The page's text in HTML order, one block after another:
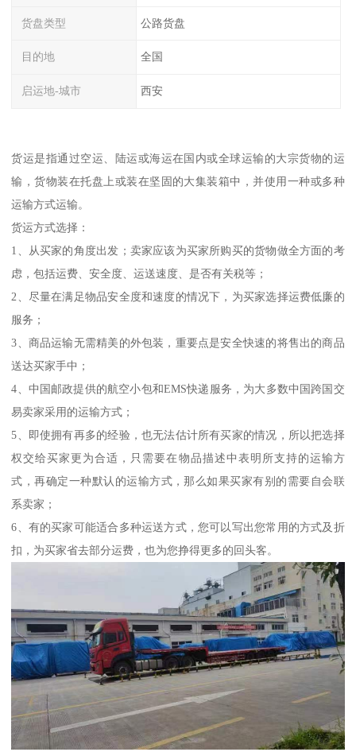
货盘类型 公路货盘
目的地 全国
启运地-城市 西安
货运是指通过空运、陆运或海运在国内或全球运输的大宗货物的运
输，货物装在托盘上或装在坚固的大集装箱中，并使用一种或多种
运输方式运输。
货运方式选择：
1、从买家的角度出发；卖家应该为买家所购买的货物做全方面的考
虑，包括运费、安全度、运送速度、是否有关税等；
2、尽量在满足物品安全度和速度的情况下，为买家选择运费低廉的
服务；
3、商品运输无需精美的外包装，重要点是安全快速的将售出的商品
送达买家手中；
4、中国邮政提供的航空小包和EMS快递服务，为大多数中国跨国交
易卖家采用的运输方式；
5、即使拥有再多的经验，也无法估计所有买家的情况，所以把选择
权交给买家更为合适，只需要在物品描述中表明所支持的运输方
式，再确定一种默认的运输方式，那么如果买家有别的需要自会联
系卖家；
6、有的买家可能适合多种运送方式，您可以写出您常用的方式及折
扣，为买家省去部分运费，也为您挣得更多的回头客。